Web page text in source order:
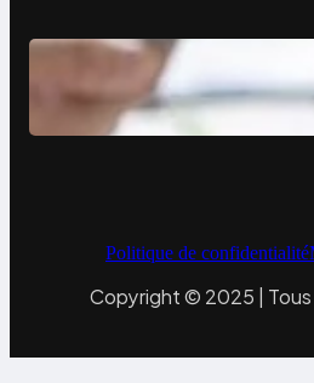
Site vitrine
levier de
Politique de confidentialité
Copyright © 2025 |